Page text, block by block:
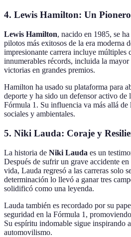
4. Lewis Hamilton: Un
Lewis Hamilton, nacido en 1985, se
pilotos más exitosos de la era moderna
impresionante carrera incluye múltiples
innumerables récords, incluida la
victorias en grandes premios.
Hamilton ha usado su plataforma para
deporte y ha sido un defensor activo de
Fórmula 1. Su influencia va más allá de
sociales y ambientales.
5. Niki Lauda: Coraje y
La historia de Niki Lauda es un
Después de sufrir un grave accidente
vida, Lauda regresó a las carreras solo
determinación lo llevó a ganar tres
solidificó como una leyenda.
Lauda también es recordado por su
seguridad en la Fórmula 1,
Su espíritu indomable sigue inspirando
automovilismo.